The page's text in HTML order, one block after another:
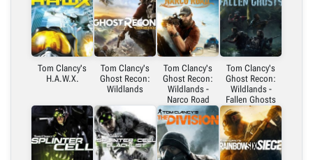
Tom Clancy's
H.A.W.X.
Tom Clancy's
Ghost Recon:
Wildlands
Tom Clancy's
Ghost Recon:
Wildlands -
Narco Road
Tom Clancy's
Ghost Recon:
Wildlands -
Fallen Ghosts